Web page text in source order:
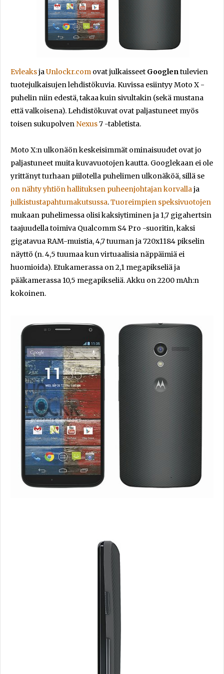
EvleaksjaUnlockr.com ovat julkaisseet Googlentulevien
tuotejulkaisujen lehdistökuvia. Kuvissa esiintyy Moto X -
puhelin niin edestä, takaa kuin sivultakin (sekä mustana
että valkoisena). Lehdistökuvat ovat paljastuneet myös
toisen sukupolven Nexus7 -tabletista.
Moto X:n ulkonäön keskeisimmät ominaisuudet ovat jo
paljastuneet muita kuvavuotojen kautta. Googlekaan ei ole
yrittänyt turhaan piilotella puhelimen ulkonäköä, sillä se
on nähty yhtiön hallituksen puheenjohtajan korvallaja
julkistustapahtumakutsussa.Tuoreimpien speksivuotojen
mukaan puhelimessa olisi kaksiytiminen ja 1,7 gigahertsin
taajuudella toimiva Qualcomm S4 Pro -suoritin, kaksi
gigatavua RAM-muistia, 4,7 tuuman ja 720x1184 pikselin
näyttö (n. 4,5 tuumaa kun virtuaalisia näppäimiä ei
huomioida). Etukamerassa on 2,1 megapikseliä ja
pääkamerassa 10,5 megapikseliä. Akku on 2200 mAh:n
kokoinen.